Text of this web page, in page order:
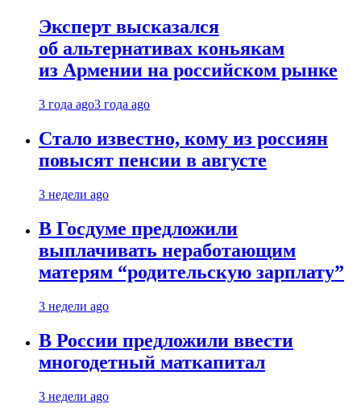
Эксперт высказался
об альтернативах коньякам
из Армении на российском рынке
3 года ago3 года ago
Стало известно, кому из россиян
повысят пенсии в августе
3 недели ago
В Госдуме предложили
выплачивать неработающим
матерям “родительскую зарплату”
3 недели ago
В России предложили ввести
многодетный маткапитал
3 недели ago